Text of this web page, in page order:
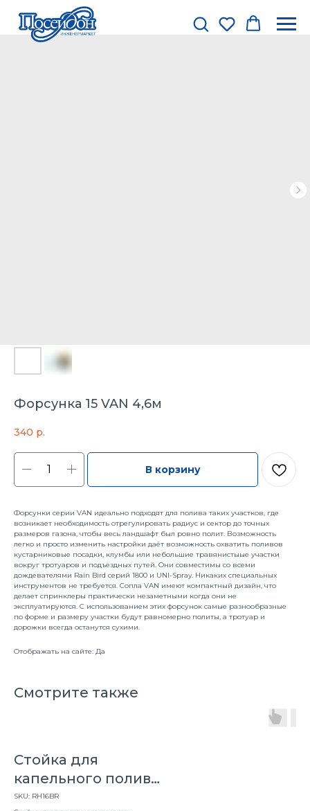
Форсунка 15 VAN 4,6м
340 р.
В корзину
Форсунки серии VAN идеально подходят для полива таких участков, где
возникает необходимость отрегулировать радиус и сектор до точных
размеров газона, чтобы весь ландшафт был ровно полит. Возможность
легко и просто изменить настройки даёт возможность охватить поливов
кустарниковые посадки, клумбы или небольшие травянистыые участки
вокруг тротуаров и подъездных путей. Они совместимы со всеми
дождевателями Rain Bird серий 1800 и UNI-Spray. Никаких специальных
инструментов не требуется. Сопла VAN имеют компактный дизайн, что
делает спринклеры практически незаметными когда они не
эксплуатируются. С использованием этих форсунок самые разнообразные
по форме и размеру участки будут равномерно политы, а тротуар и
дорожки всегда останутся сухими.
Отображать на сайте: Да
Смотрите также
Стойка для
капельного полива
коричневая RH
SKU: RH16BR